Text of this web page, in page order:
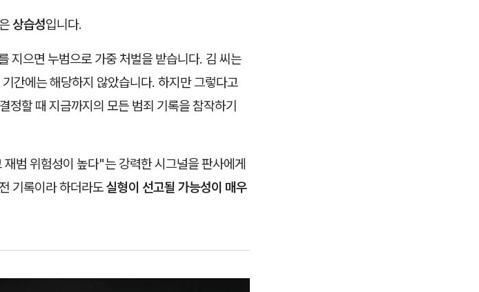
상습성입니다.
지으면 누범으로 가중 처벌을 받습니다. 김 씨는
간에는 해당하지 않았습니다. 하지만 그렇다고
정할 때 지금까지의 모든 범죄 기록을 참작하기
범 위험성이 높다"는 강력한 시그널을 판사에게
기록이라 하더라도실형이 선고될 가능성이 매우